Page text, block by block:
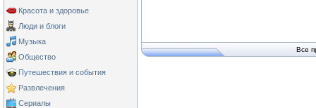
Красота и здоровье
Люди и блоги
Музыка
Общество
Путешествия и события
Развлечения
Сериалы
Все